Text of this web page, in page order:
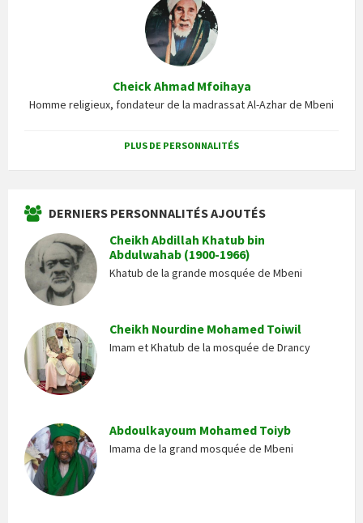
Cheick Ahmad Mfoihaya
Homme religieux, fondateur de la madrassat Al-Azhar de Mbeni
PLUS DE PERSONNALITÉS
DERNIERS PERSONNALITÉS AJOUTÉS
Cheikh Abdillah Khatub bin
Abdulwahab (1900-1966)
Khatub de la grande mosquée de Mbeni
Cheikh Nourdine Mohamed Toiwil
Imam et Khatub de la mosquée de Drancy
Abdoulkayoum Mohamed Toiyb
Imama de la grand mosquée de Mbeni